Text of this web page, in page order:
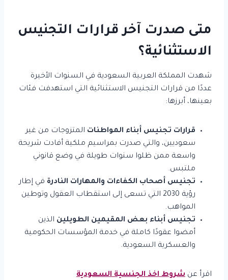
متى صدرت آخر قرارات التجنيس
الاستثنائية؟
شهدت المملكة العربية السعودية في السنوات الأخيرة
عددًا من قرارات التجنيس الاستثنائية التي استهدفت فئات
بعينها، أبرزها:
قرارات تجنيس أبناء المواطنات المتزوجات من غير
سعوديين، والتي صدرت بمراسيم ملكية أفادت شريحة
واسعة ممن ظلوا سنوات طويلة في وضع قانوني
ملتبس.
تجنيس أصحاب الكفاءات والمهارات النادرة في إطار
رؤية 2030 التي تسعى إلى استقطاب العقول وتوطين
المواهب.
تجنيس أبناء بعض المقيمين الطويلين الذين
أمضوا عقودًا كاملة في خدمة المؤسسات الحكومية
والعسكرية السعودية.
اقرأ عن شروط اخذ الجنسية السعودية